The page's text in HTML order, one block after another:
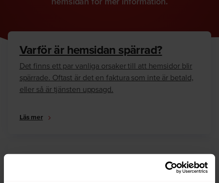
Varför är hemsidan spärrad?
Det finns ett par vanliga orsaker till att hemsidor blir
spärrade. Oftast är det en faktura som inte är betald,
eller så är tjänsten uppsagd.
Läs mer
Är du ägare till hemsidan eller domännamnet så har